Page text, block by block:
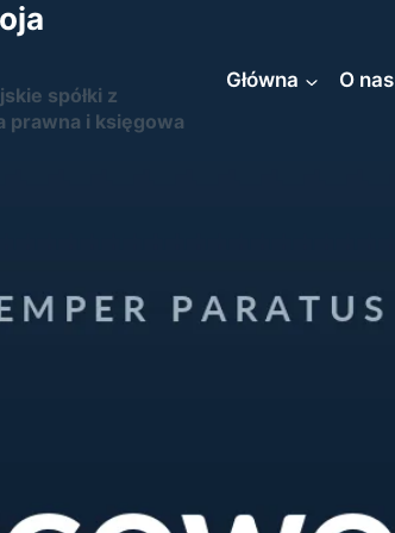
spółki z
prawna i księgowa
Główna O nas